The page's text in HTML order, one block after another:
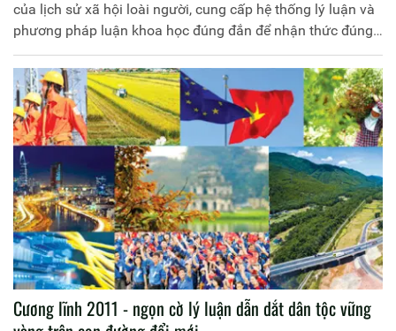
của lịch sử xã hội loài người, cung cấp hệ thống lý luận và
phương pháp luận khoa học đúng đắn để nhận thức đúng
thế giới và cải tạo thế giới; là “kim chỉ nam” cho hoạt động
của các đảng cộng sản trong cuộc đấu tranh thực hiện sứ
mệnh lịch sử lật đổ chế độ tư bản chủ nghĩa, xóa bỏ ách áp
bức, bóc lột, giành lấy chính quyền về tay nhân dân lao
động và xây dựng xã hội mới-xã hội cộng sản chủ nghĩa
trên phạm vi toàn thế giới
Cương lĩnh 2011 - ngọn cờ lý luận dẫn dắt dân tộc vững